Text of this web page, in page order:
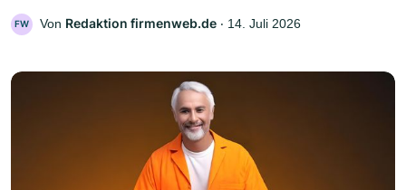
FW Von Redaktion firmenweb.de ‧ 14. Juli 2026